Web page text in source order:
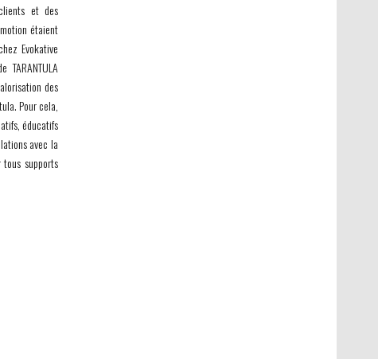
et des
étaient
Evokative
des
Pour cela,
éducatifs
avec la
supports